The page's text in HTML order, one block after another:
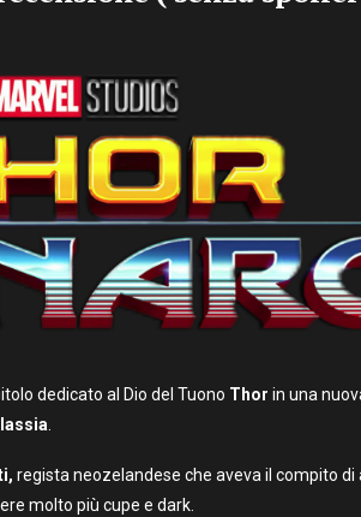
dedicato al Dio del Tuono Thor in una
.
regista neozelandese che aveva il compito di
molto più cupe e dark.